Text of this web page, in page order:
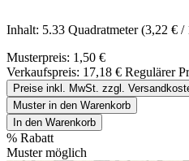
Inhalt: 5.33 Quadratmeter(3,22 € /
Musterpreis: 1,50 €
Verkaufspreis: 17,18 € Regulärer
Preise inkl. MwSt. zzgl.
Muster in den Warenkorb
In den Warenkorb
% Rabatt
Muster möglich